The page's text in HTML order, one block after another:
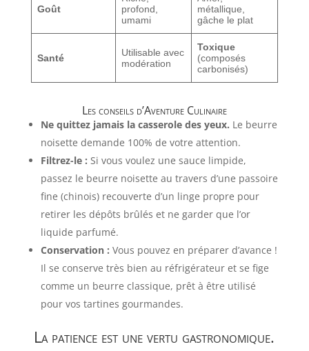
Goût
profond,
umami
métallique,
gâche le plat
Santé
Utilisable avec
modération
Toxique
(composés
carbonisés)
Les conseils d’Aventure Culinaire
Ne quittez jamais la casserole des yeux. Le beurre
noisette demande 100% de votre attention.
Filtrez-le : Si vous voulez une sauce limpide,
passez le beurre noisette au travers d’une passoire
fine (chinois) recouverte d’un linge propre pour
retirer les dépôts brûlés et ne garder que l’or
liquide parfumé.
Conservation : Vous pouvez en préparer d’avance !
Il se conserve très bien au réfrigérateur et se fige
comme un beurre classique, prêt à être utilisé
pour vos tartines gourmandes.
La patience est une vertu gastronomique.